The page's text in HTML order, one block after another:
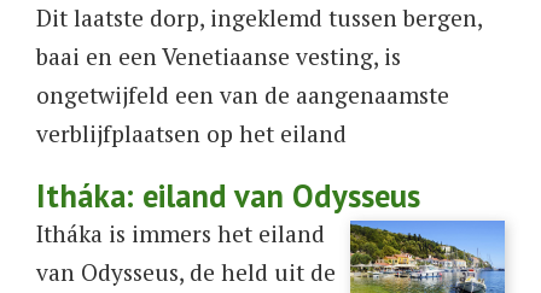
Dit laatste dorp, ingeklemd tussen bergen,
baai en een Venetiaanse vesting, is
ongetwijfeld een van de aangenaamste
verblijfplaatsen op het eiland
Itháka: eiland van Odysseus
​​Itháka is immers het eiland
van Odysseus, de held uit de